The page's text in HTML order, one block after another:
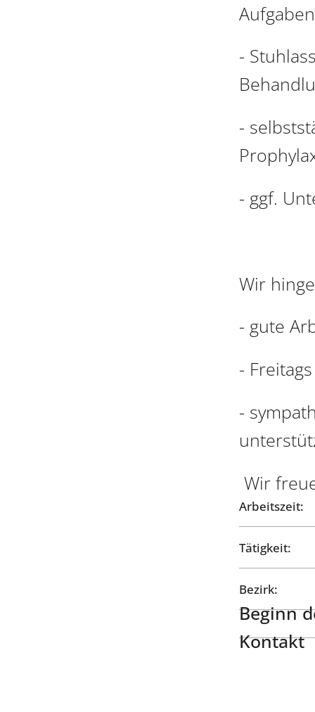
-
-
- ggf.
Wir
- gute
-
-
Wir
Arbeitszeit:
Tätigkeit:
Bezirk:
Beginn
Kontakt